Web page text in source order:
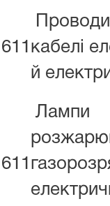
кабелі
й
Лампи